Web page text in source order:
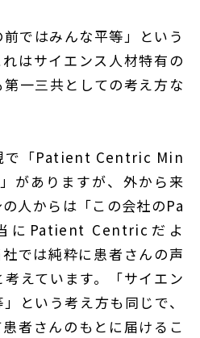
前ではみんな平等」という
はサイエンス人材特有の
一三共としての考え方な
で「Patient Centric Min
ありますが、外から来
人からは「この会社のPa
にPatient Centricだよ
では純粋に患者さんの声
えています。「サイエン
という考え方も同じで、
者さんのもとに届けるこ